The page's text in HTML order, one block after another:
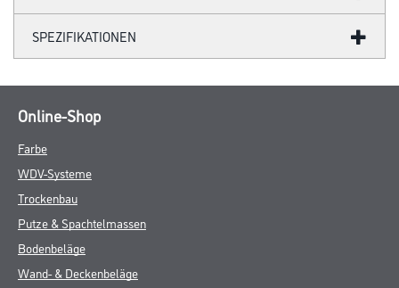
SPEZIFIKATIONEN
Online-Shop
Farbe
WDV-Systeme
Trockenbau
Putze & Spachtelmassen
Bodenbeläge
Wand- & Deckenbeläge